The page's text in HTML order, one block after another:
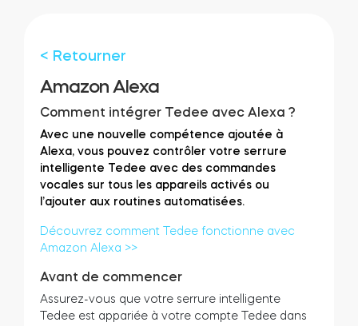
Adaptateurs
Accès à la maison
Tedee Keypad PRO
< Retourner
Amazon Alexa
Comment intégrer Tedee avec Alexa ?
Avec une nouvelle compétence ajoutée à
Alexa, vous pouvez contrôler votre serrure
intelligente Tedee avec des commandes
vocales sur tous les appareils activés ou
l’ajouter aux routines automatisées.
Découvrez comment Tedee fonctionne avec
Amazon Alexa >>
Avant de commencer
Assurez-vous que votre serrure intelligente
Tedee est appariée à votre compte Tedee dans